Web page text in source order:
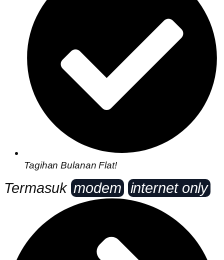
Tagihan Bulanan Flat!
Termasukmodem internet only